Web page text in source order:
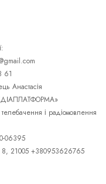
61
Анастасія
і радіомовлення
06395
8, 21005 +380953626765